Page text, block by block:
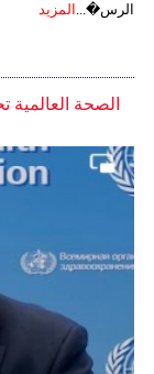
الرس�... المزيد
الصحة